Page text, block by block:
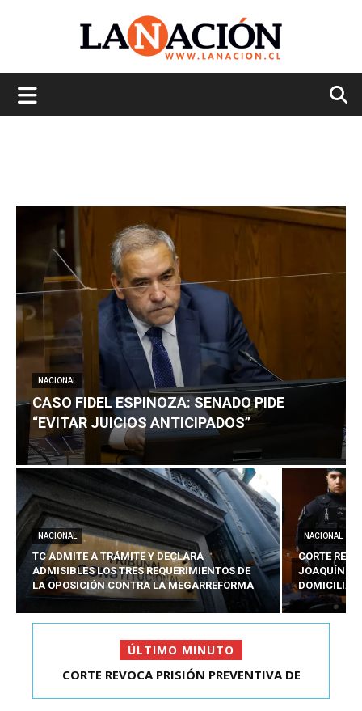
NACIONAL
CASO FIDEL ESPINOZA: SENADO PIDE
“EVITAR JUICIOS ANTICIPADOS”
NACIONAL
TC ADMITE A TRÁMITE Y DECLARA
ADMISIBLES LOS TRES REQUERIMIENTOS DE
LA OPOSICIÓN CONTRA LA MEGARREFORMA
NACIONAL
CORTE
JOAQUÍN
ÚLTIMO MINUTO
CASO FIDEL ESPINOZA: SENADO PIDE “EVITAR
CORTE REVOCA PRISIÓN PREVENTIVA DE